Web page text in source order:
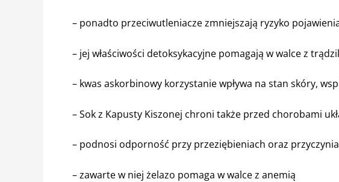
– ponadto przeciwutleniacze zmniejszają ryzyko
– jej właściwości detoksykacyjne pomagają w walce z
– kwas askorbinowy korzystanie wpływa na stan skóry,
– Sok z Kapusty Kiszonej chroni także przed chorobami
– podnosi odporność przy przeziębieniach oraz
– zawarte w niej żelazo pomaga w walce z anemią